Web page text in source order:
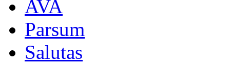
AVA
Parsum
Salutas